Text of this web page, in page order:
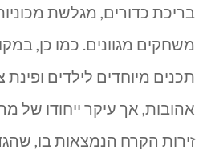
בריכת כדורים, מגלשת
משחקים מגוונים. כמו כן,
תכנים מיוחדים לילדים
אהובות, אך עיקר ייחודו של
זירות הקרח הנמצאות בו,